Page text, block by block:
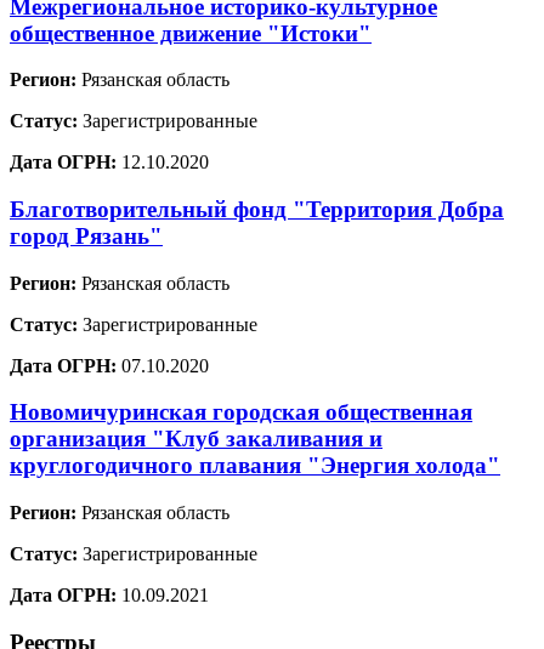
Межрегиональное историко-культурное
общественное движение "Истоки"
Регион: Рязанская область
Статус: Зарегистрированные
Дата ОГРН: 12.10.2020
Благотворительный фонд "Территория Добра
город Рязань"
Регион: Рязанская область
Статус: Зарегистрированные
Дата ОГРН: 07.10.2020
Новомичуринская городская общественная
организация "Клуб закаливания и
круглогодичного плавания "Энергия холода"
Регион: Рязанская область
Статус: Зарегистрированные
Дата ОГРН: 10.09.2021
Реестры